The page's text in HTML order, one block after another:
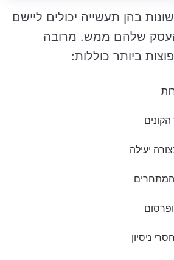
בהן תעשייה יכולים ליישם
שלהם ממש. מרובה
ביותר כוללות:
יעילה
ניסיון